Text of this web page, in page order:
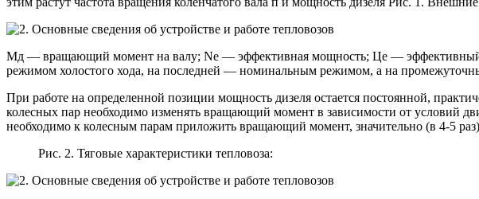
Мд — вращающий момент на валу; Ne — эффективная мощность; Це — эффективный
режимом холостого хода, на последней — номинальным режимом, а на
При работе на определенной позиции мощность дизеля остается постоянной,
колесных пар необходимо изменять вращающий момент в зависимости от условий
необходимо к колесным парам приложить вращающий момент, значительно (в 4-5
Рис. 2. Тяговые характеристики тепловоза: